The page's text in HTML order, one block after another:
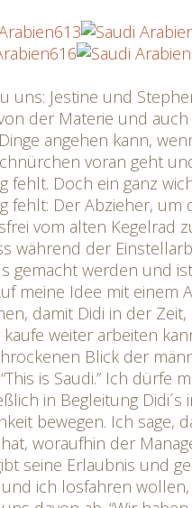
uns: Jestine und
der Materie und auch
angehen kann,
voran geht
fehlt. Doch ein ganz
fehlt: Der Abzieher, um
vom alten Kegelrad
während der
gemacht werden und
meine Idee mit einem
damit Didi in der
weiter arbeiten
Blick der
is Saudi.” Ich dürfe
in Begleitung Didi´s
bewegen. Ich sage,
woraufhin der
seine Erlaubnis und
ich losfahren